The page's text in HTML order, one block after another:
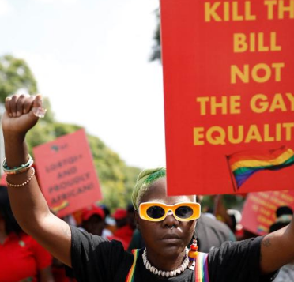
öffnen/schließen